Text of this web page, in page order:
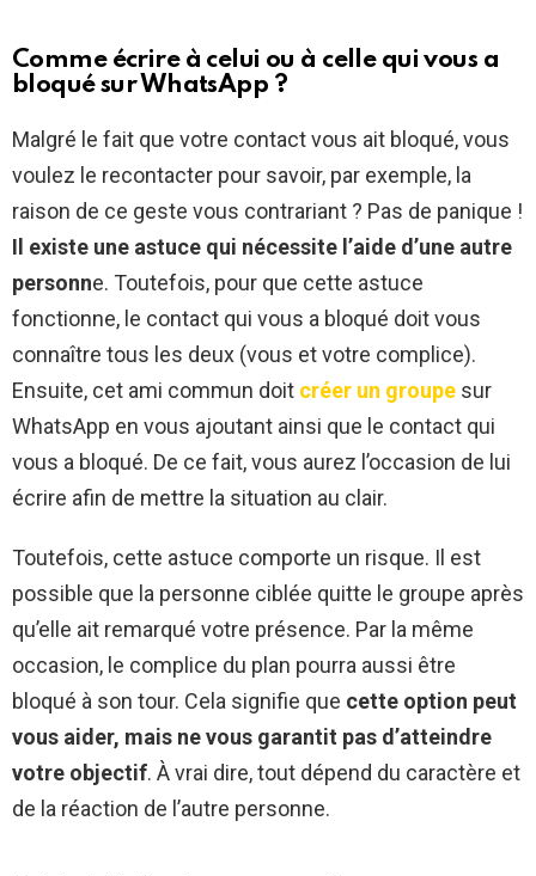
Comme écrire à celui ou à celle qui vous a
bloqué sur WhatsApp ?
Malgré le fait que votre contact vous ait bloqué, vous
voulez le recontacter pour savoir, par exemple, la
raison de ce geste vous contrariant ? Pas de panique !
Il existe une astuce qui nécessite l’aide d’une autre
personne. Toutefois, pour que cette astuce
fonctionne, le contact qui vous a bloqué doit vous
connaître tous les deux (vous et votre complice).
Ensuite, cet ami commun doit créer un groupe sur
WhatsApp en vous ajoutant ainsi que le contact qui
vous a bloqué. De ce fait, vous aurez l’occasion de lui
écrire afin de mettre la situation au clair.
Toutefois, cette astuce comporte un risque. Il est
possible que la personne ciblée quitte le groupe après
qu’elle ait remarqué votre présence. Par la même
occasion, le complice du plan pourra aussi être
bloqué à son tour. Cela signifie que cette option peut
vous aider, mais ne vous garantit pas d’atteindre
votre objectif. À vrai dire, tout dépend du caractère et
de la réaction de l’autre personne.